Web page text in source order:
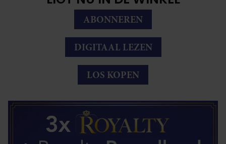
ABONNEREN
DIGITAAL LEZEN
LOS KOPEN